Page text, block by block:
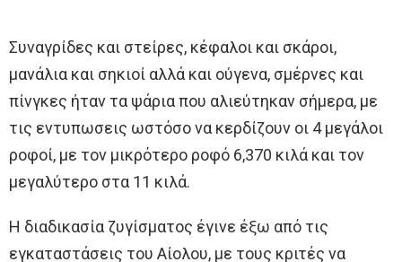
Συναγρίδες και στείρες, κέφαλοι και σκάροι,
μανάλια και σηκιοί αλλά και ούγενα, σμέρνες και
πίνγκες ήταν τα ψάρια που αλιεύτηκαν σήμερα, με
τις εντυπωσεις ωστόσο να κερδίζουν οι 4 μεγάλοι
ροφοί, με τον μικρότερο ροφό 6,370 κιλά και τον
μεγαλύτερο στα 11 κιλά.
Η διαδικασία ζυγίσματος έγινε έξω από τις
εγκαταστάσεις του Αίολου, με τους κριτές να